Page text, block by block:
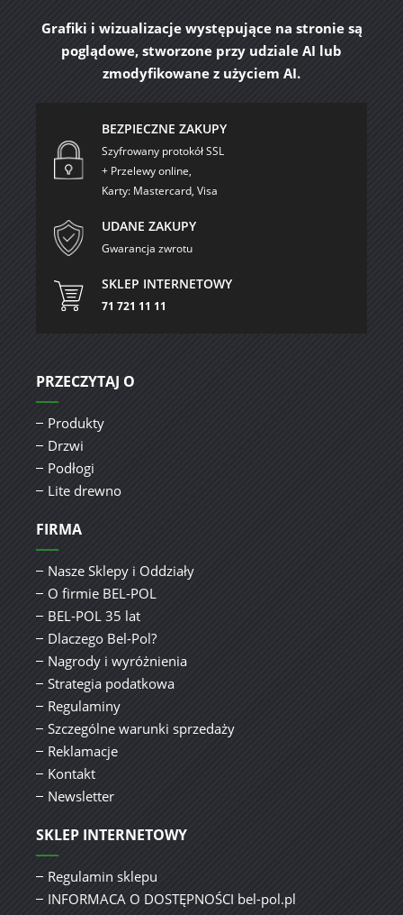
Grafiki i wizualizacje występujące na stronie są
poglądowe, stworzone przy udziale AI lub
zmodyfikowane z użyciem AI.
BEZPIECZNE ZAKUPY
Szyfrowany protokół SSL
+ Przelewy online,
Karty: Mastercard, Visa
UDANE ZAKUPY
Gwarancja zwrotu
SKLEP INTERNETOWY
71 721 11 11
PRZECZYTAJ O
Produkty
Drzwi
Podłogi
Lite drewno
FIRMA
Nasze Sklepy i Oddziały
O firmie BEL-POL
BEL-POL 35 lat
Dlaczego Bel-Pol?
Nagrody i wyróżnienia
Strategia podatkowa
Regulaminy
Szczególne warunki sprzedaży
Reklamacje
Kontakt
Newsletter
SKLEP INTERNETOWY
Regulamin sklepu
INFORMACA O DOSTĘPNOŚCI bel-pol.pl